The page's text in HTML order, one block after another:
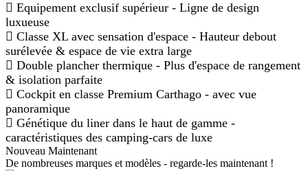
Equipement exclusif supérieur - Ligne de design
luxueuse
Classe XL avec sensation d'espace - Hauteur debout
surélevée & espace de vie extra large
Double plancher thermique - Plus d'espace de rangement
& isolation parfaite
Cockpit en classe Premium Carthago - avec vue
panoramique
Génétique du liner dans le haut de gamme -
caractéristiques des camping-cars de luxe
Nouveau Maintenant
De nombreuses marques et modèles - regarde-les maintenant !